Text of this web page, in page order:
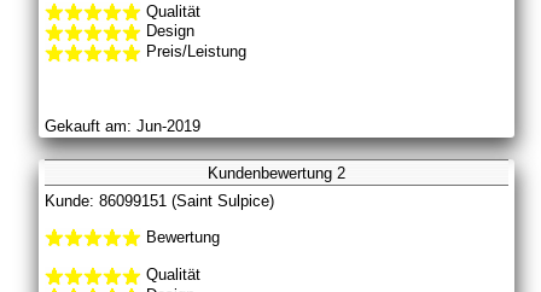
Qualität
Design
Preis/Leistung
Gekauft am: Jun-2019
Kundenbewertung 2
Kunde: 86099151 (Saint Sulpice)
Bewertung
Qualität